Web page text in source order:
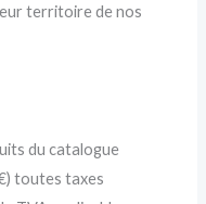
territoire de nos
du catalogue
toutes taxes